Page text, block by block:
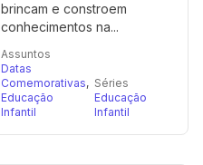
brincam e constroem
conhecimentos na...
Assuntos
Datas
Comemorativas,
Educação
Infantil
Séries
Educação
Infantil